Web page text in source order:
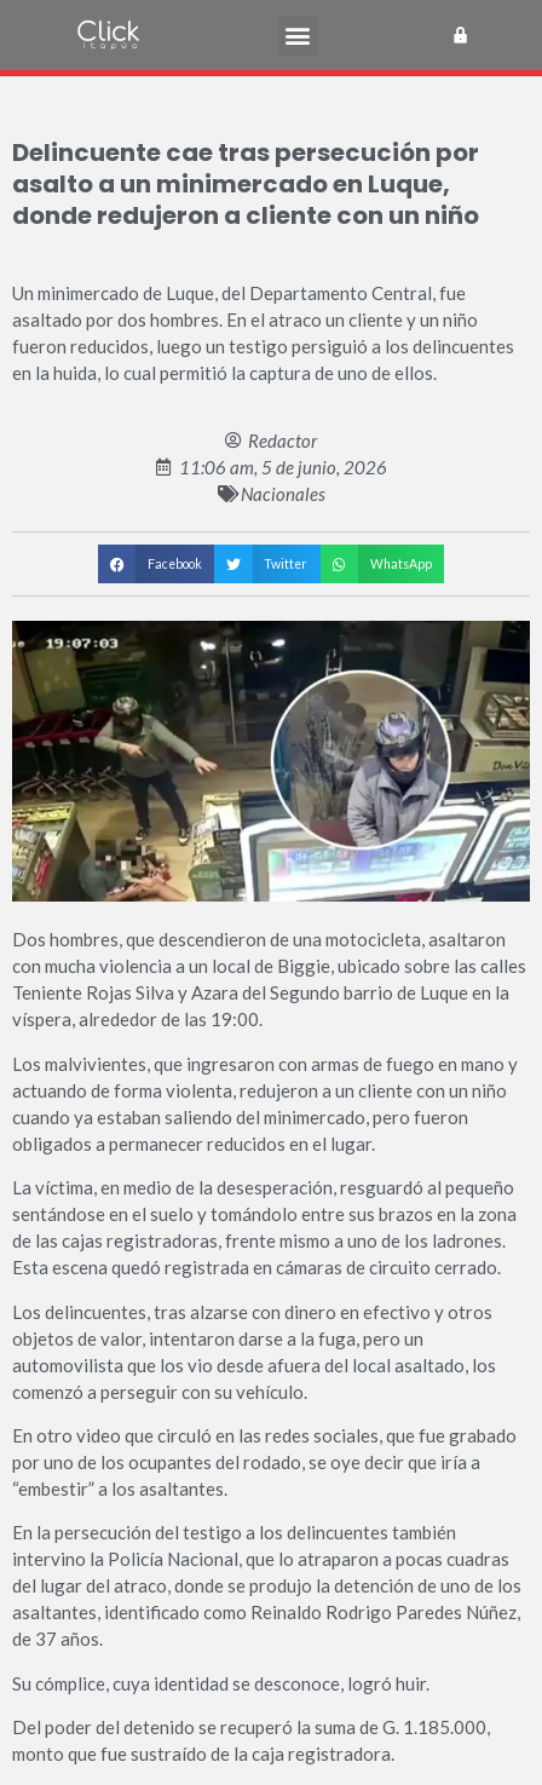
Delincuente cae tras persecución por
asalto a un minimercado en Luque,
donde redujeron a cliente con un niño
Un minimercado de Luque, del Departamento Central, fue
asaltado por dos hombres. En el atraco un cliente y un niño
fueron reducidos, luego un testigo persiguió a los delincuentes
en la huida, lo cual permitió la captura de uno de ellos.
Redactor
11:06 am, 5 de junio, 2026
Nacionales
Facebook Twitter WhatsApp
Dos hombres, que descendieron de una motocicleta, asaltaron
con mucha violencia a un local de Biggie, ubicado sobre las calles
Teniente Rojas Silva y Azara del Segundo barrio de Luque en la
víspera, alrededor de las 19:00.
Los malvivientes, que ingresaron con armas de fuego en mano y
actuando de forma violenta, redujeron a un cliente con un niño
cuando ya estaban saliendo del minimercado, pero fueron
obligados a permanecer reducidos en el lugar.
La víctima, en medio de la desesperación, resguardó al pequeño
sentándose en el suelo y tomándolo entre sus brazos en la zona
de las cajas registradoras, frente mismo a uno de los ladrones.
Esta escena quedó registrada en cámaras de circuito cerrado.
Los delincuentes, tras alzarse con dinero en efectivo y otros
objetos de valor, intentaron darse a la fuga, pero un
automovilista que los vio desde afuera del local asaltado, los
comenzó a perseguir con su vehículo.
En otro video que circuló en las redes sociales, que fue grabado
por uno de los ocupantes del rodado, se oye decir que iría a
“embestir” a los asaltantes.
En la persecución del testigo a los delincuentes también
intervino la Policía Nacional, que lo atraparon a pocas cuadras
del lugar del atraco, donde se produjo la detención de uno de los
asaltantes, identificado como Reinaldo Rodrigo Paredes Núñez,
de 37 años.
Su cómplice, cuya identidad se desconoce, logró huir.
Del poder del detenido se recuperó la suma de G. 1.185.000,
monto que fue sustraído de la caja registradora.